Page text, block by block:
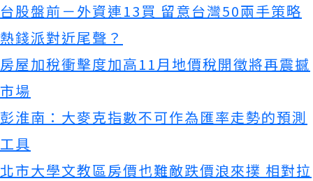
台股盤前－外資連13買 留意台灣50兩手策略
熱錢派對近尾聲？
房屋加稅衝擊度加高11月地價稅開徵將再震撼
市場
彭淮南：大麥克指數不可作為匯率走勢的預測
工具
北市大學文教區房價也難敵跌價浪來撲 相對拉